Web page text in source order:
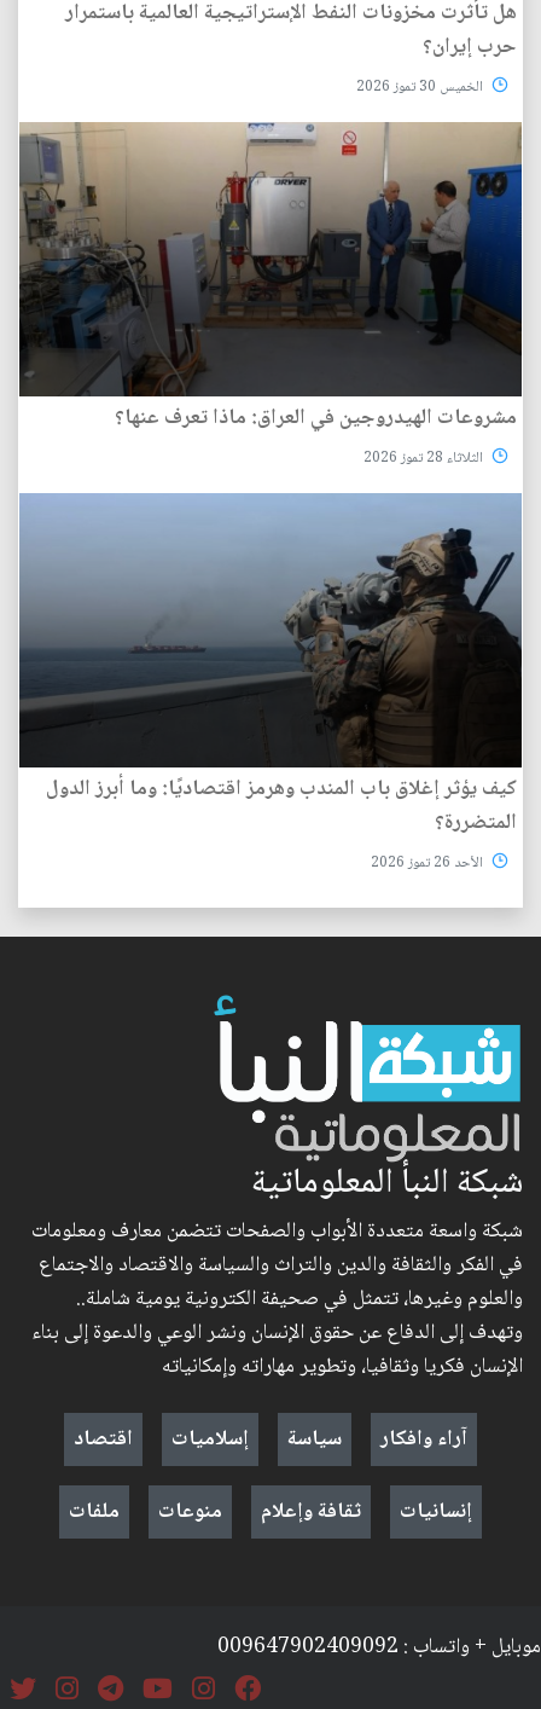
هل تأثرت مخزونات النفط الإستراتيجية العالمية باستمرار
حرب إيران؟
الخميس 30 تموز 2026
مشروعات الهيدروجين في العراق: ماذا تعرف عنها؟
الثلاثاء 28 تموز 2026
كيف يؤثر إغلاق باب المندب وهرمز اقتصاديًا: وما أبرز الدول
المتضررة؟
الأحد 26 تموز 2026
شبكة النبأ المعلوماتية
شبكة واسعة متعددة الأبواب والصفحات تتضمن معارف ومعلومات
في الفكر والثقافة والدين والتراث والسياسة والاقتصاد والاجتماع
والعلوم وغيرها، تتمثل في صحيفة الكترونية يومية شاملة..
وتهدف إلى الدفاع عن حقوق الإنسان ونشر الوعي والدعوة إلى بناء
الإنسان فكريا وثقافيا، وتطوير مهاراته وإمكانياته
آراء وافكار
سياسة إسلاميات
اقتصاد
إنسانيات
ثقافة وإعلام منوعات ملفات
موبايل + واتساب : 009647902409092